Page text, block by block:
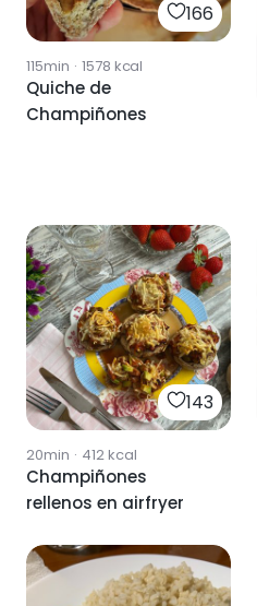
166
115min · 1578 kcal
Quiche de
Champiñones
143
20min · 412kcal
Champiñones
rellenos en airfryer